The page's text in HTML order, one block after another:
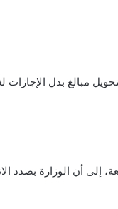
مبالغ بدل
إلى أن الوزارة بصدد